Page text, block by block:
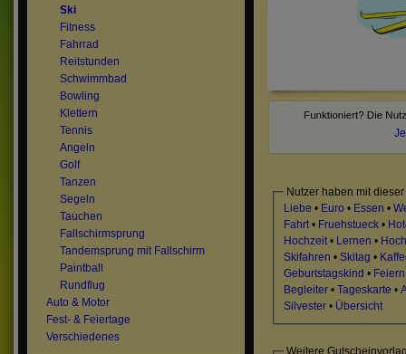
Nutzer haben mit
Liebe • Euro • Essen •
Fahrt• Fruehstueck •
Hochzeit• Lernen •
Skifahren • Skitag •
Geburtstagskind • Feiern
Begleiter • Tageskarte •
Silvester • Übersicht
Weitere
Ski
Fitness
Fahrrad
Reitstunden
Schwimmbad
Bowling
Klettern
Tennis
Angeln
Golf
Tanzen
Segeln
Tauchen
Fallschirmsprung
Tandemsprung mit Fallschirm
Paintball
Rundflug
Auto & Motor
Fest- & Feiertage
Verschiedenes